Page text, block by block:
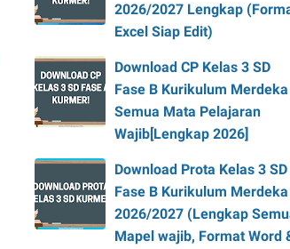
2026/2027 Lengkap
Excel Siap Edit)
Download CP Kelas 3 SD
Fase B Kurikulum Merdeka
Semua Mata Pelajaran
Wajib[Lengkap 2026]
Download Prota Kelas 3 SD
Fase B Kurikulum Merdeka
2026/2027 (Lengkap
Mapel wajib, Format Word